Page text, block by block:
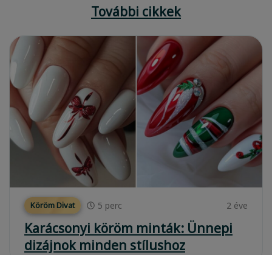
További cikkek
Köröm Divat 5 perc 2 éve
Karácsonyi köröm minták: Ünnepi
dizájnok minden stílushoz